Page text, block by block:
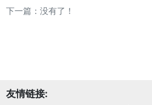
下一篇：没有了！
友情链接: